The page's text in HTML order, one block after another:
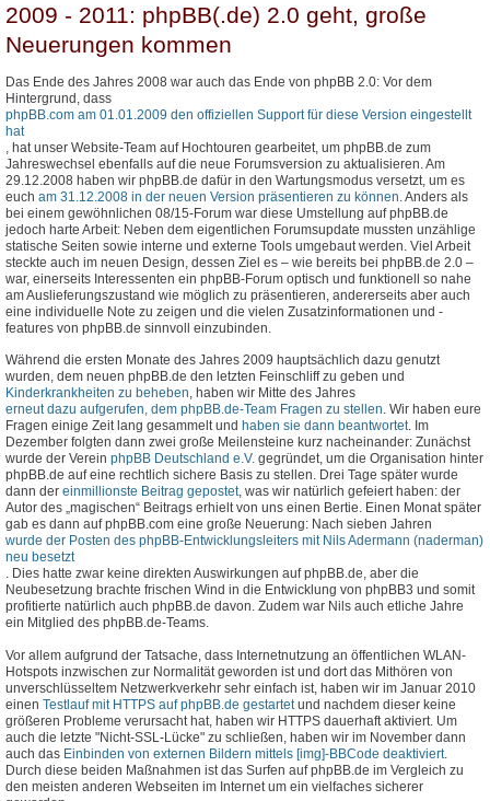
2009 - 2011: phpBB(.de) 2.0 geht, große
Neuerungen kommen
Das Ende des Jahres 2008 war auch das Ende von phpBB 2.0: Vor dem
Hintergrund, dass
phpBB.com am 01.01.2009 den offiziellen Support für diese Version eingestellt
hat
, hat unser Website-Team auf Hochtouren gearbeitet, um phpBB.de zum
Jahreswechsel ebenfalls auf die neue Forumsversion zu aktualisieren. Am
29.12.2008 haben wir phpBB.de dafür in den Wartungsmodus versetzt, um es
euch am 31.12.2008 in der neuen Version präsentieren zu können. Anders als
bei einem gewöhnlichen 08/15-Forum war diese Umstellung auf phpBB.de
jedoch harte Arbeit: Neben dem eigentlichen Forumsupdate mussten unzählige
statische Seiten sowie interne und externe Tools umgebaut werden. Viel Arbeit
steckte auch im neuen Design, dessen Ziel es – wie bereits bei phpBB.de 2.0 –
war, einerseits Interessenten ein phpBB-Forum optisch und funktionell so nahe
am Auslieferungszustand wie möglich zu präsentieren, andererseits aber auch
eine individuelle Note zu zeigen und die vielen Zusatzinformationen und -
features von phpBB.de sinnvoll einzubinden.
Während die ersten Monate des Jahres 2009 hauptsächlich dazu genutzt
wurden, dem neuen phpBB.de den letzten Feinschliff zu geben und
Kinderkrankheiten zu beheben, haben wir Mitte des Jahres
erneut dazu aufgerufen, dem phpBB.de-Team Fragen zu stellen. Wir haben eure
Fragen einige Zeit lang gesammelt und haben sie dann beantwortet. Im
Dezember folgten dann zwei große Meilensteine kurz nacheinander: Zunächst
wurde der Verein phpBB Deutschland e.V. gegründet, um die Organisation hinter
phpBB.de auf eine rechtlich sichere Basis zu stellen. Drei Tage später wurde
dann der einmillionste Beitrag gepostet, was wir natürlich gefeiert haben: der
Autor des „magischen“ Beitrags erhielt von uns einen Bertie. Einen Monat später
gab es dann auf phpBB.com eine große Neuerung: Nach sieben Jahren
wurde der Posten des phpBB-Entwicklungsleiters mit Nils Adermann (naderman)
neu besetzt
. Dies hatte zwar keine direkten Auswirkungen auf phpBB.de, aber die
Neubesetzung brachte frischen Wind in die Entwicklung von phpBB3 und somit
profitierte natürlich auch phpBB.de davon. Zudem war Nils auch etliche Jahre
ein Mitglied des phpBB.de-Teams.
Vor allem aufgrund der Tatsache, dass Internetnutzung an öffentlichen WLAN-
Hotspots inzwischen zur Normalität geworden ist und dort das Mithören von
unverschlüsseltem Netzwerkverkehr sehr einfach ist, haben wir im Januar 2010
einen Testlauf mit HTTPS auf phpBB.de gestartetund nachdem dieser keine
größeren Probleme verursacht hat, haben wir HTTPS dauerhaft aktiviert. Um
auch die letzte "Nicht-SSL-Lücke" zu schließen, haben wir im November dann
auch das Einbinden von externen Bildern mittels [img]-BBCode deaktiviert.
Durch diese beiden Maßnahmen ist das Surfen auf phpBB.de im Vergleich zu
den meisten anderen Webseiten im Internet um ein vielfaches sicherer